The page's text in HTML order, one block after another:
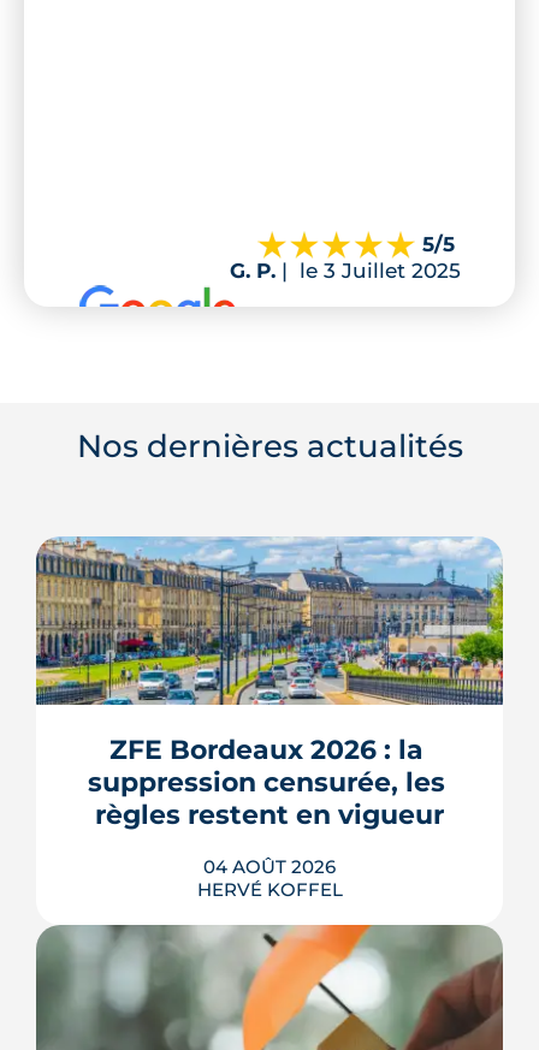
5/5
G. P. | le 3 Juillet 2025
Nos dernières actualités
ZFE Bordeaux 2026 : la
suppression censurée, les
règles restent en vigueur
04 AOÛT 2026
HERVÉ KOFFEL
La fin des zones à faibles émissions a